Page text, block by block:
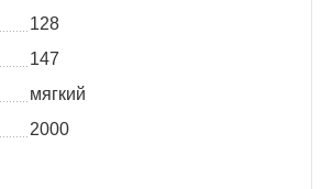
128
147
мягкий
2000